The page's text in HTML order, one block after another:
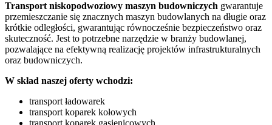
Transport niskopodwoziowy maszyn budowniczych gwarantuje
przemieszczanie się znacznych maszyn budowlanych na długie oraz
krótkie odległości, gwarantując równocześnie bezpieczeństwo oraz
skuteczność. Jest to potrzebne narzędzie w branży budowlanej,
pozwalające na efektywną realizację projektów infrastrukturalnych
oraz budowniczych.
W skład naszej oferty wchodzi:
transport ładowarek
transport koparek kołowych